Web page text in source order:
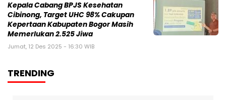
Kepala Cabang BPJS Kesehatan
Cibinong, Target UHC 98% Cakupan
Kepertaan Kabupaten Bogor Masih
Memerlukan 2.525 Jiwa
Jumat, 12 Des 2025 - 16:30 WIB
TRENDING